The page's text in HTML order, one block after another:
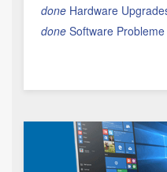
done Hardware
done Software Probleme